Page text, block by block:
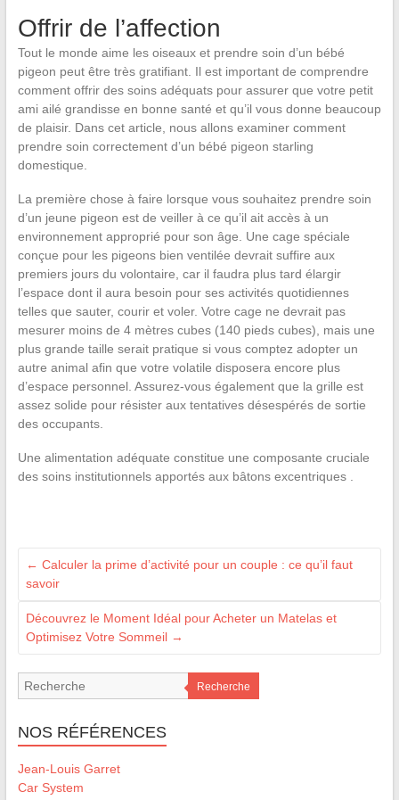
Offrir de l’affection
Tout le monde aime les oiseaux et prendre soin d’un bébé
pigeon peut être très gratifiant. Il est important de comprendre
comment offrir des soins adéquats pour assurer que votre petit
ami ailé grandisse en bonne santé et qu’il vous donne beaucoup
de plaisir. Dans cet article, nous allons examiner comment
prendre soin correctement d’un bébé pigeon starling
domestique.
La première chose à faire lorsque vous souhaitez prendre soin
d’un jeune pigeon est de veiller à ce qu’il ait accès à un
environnement approprié pour son âge. Une cage spéciale
conçue pour les pigeons bien ventilée devrait suffire aux
premiers jours du volontaire, car il faudra plus tard élargir
l’espace dont il aura besoin pour ses activités quotidiennes
telles que sauter, courir et voler. Votre cage ne devrait pas
mesurer moins de 4 mètres cubes (140 pieds cubes), mais une
plus grande taille serait pratique si vous comptez adopter un
autre animal afin que votre volatile disposera encore plus
d’espace personnel. Assurez-vous également que la grille est
assez solide pour résister aux tentatives désespérés de sortie
des occupants.
Une alimentation adéquate constitue une composante cruciale
des soins institutionnels apportés aux bâtons excentriques .
← Calculer la prime d’activité pour un couple : ce qu’il faut
savoir
Découvrez le Moment Idéal pour Acheter un Matelas et
Optimisez Votre Sommeil →
Recherche
NOS RÉFÉRENCES
Jean-Louis Garret
Car System